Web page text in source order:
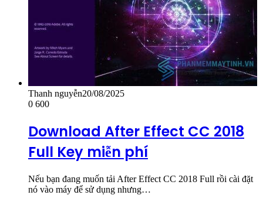
Thanh nguyễn20/08/2025
0 600
Download After Effect CC 2018
Full Key miễn phí
Nếu bạn đang muốn tải After Effect CC 2018 Full rồi cài đặt
nó vào máy để sử dụng nhưng…